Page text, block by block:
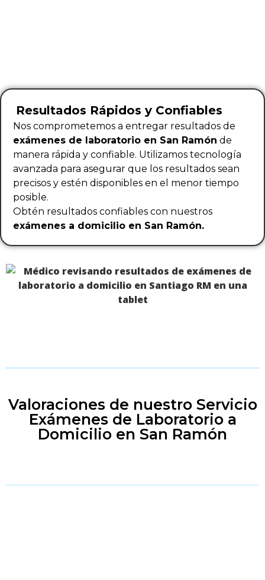
Resultados Rápidos y Confiables
Nos comprometemos a entregar resultados de
exámenes de laboratorio en San Ramón de
manera rápida y confiable. Utilizamos tecnología
avanzada para asegurar que los resultados sean
precisos y estén disponibles en el menor tiempo
posible.
Obtén resultados confiables con nuestros
exámenes a domicilio en San Ramón.
Valoraciones de nuestro Servicio
Exámenes de Laboratorio a
Domicilio en San Ramón